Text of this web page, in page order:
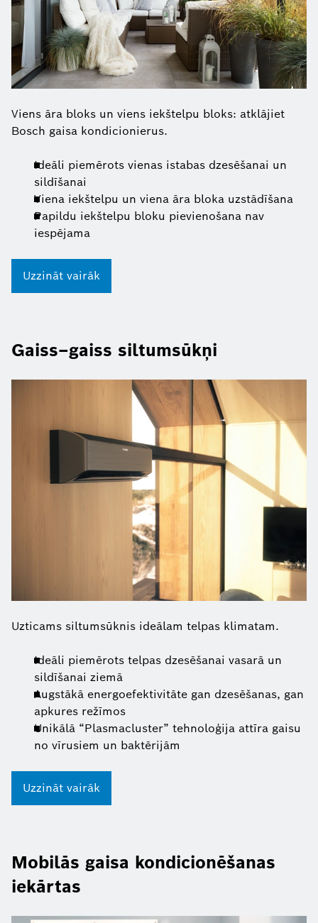
Viens āra bloks un viens iekštelpu bloks: atklājiet
Bosch gaisa kondicionierus.
Ideāli piemērots vienas istabas dzesēšanai un
sildīšanai
Viena iekštelpu un viena āra bloka uzstādīšana
Papildu iekštelpu bloku pievienošana nav
iespējama
Uzzināt vairāk
Gaiss–gaiss siltumsūkņi
Uzticams siltumsūknis ideālam telpas klimatam.
Ideāli piemērots telpas dzesēšanai vasarā un
sildīšanai ziemā
Augstākā energoefektivitāte gan dzesēšanas, gan
apkures režīmos
Unikālā “Plasmacluster” tehnoloģija attīra gaisu
no vīrusiem un baktērijām
Uzzināt vairāk
Mobilās gaisa kondicionēšanas
iekārtas